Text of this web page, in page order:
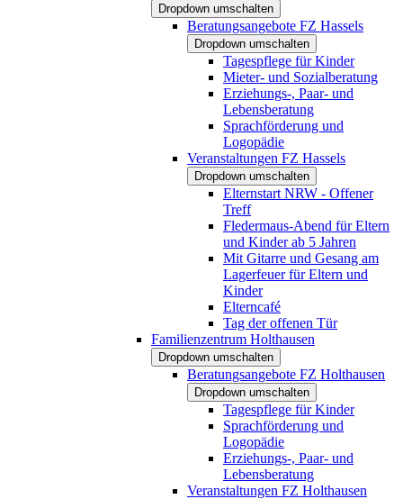
Dropdown umschalten
Beratungsangebote FZ Hassels
Dropdown umschalten
Tagespflege für Kinder
Mieter- und Sozialberatung
Erziehungs-, Paar- und
Lebensberatung
Sprachförderung und
Logopädie
Veranstaltungen FZ Hassels
Dropdown umschalten
Elternstart NRW - Offener
Treff
Fledermaus-Abend für Eltern
und Kinder ab 5 Jahren
Mit Gitarre und Gesang am
Lagerfeuer für Eltern und
Kinder
Elterncafé
Tag der offenen Tür
Familienzentrum Holthausen
Dropdown umschalten
Beratungsangebote FZ Holthausen
Dropdown umschalten
Tagespflege für Kinder
Sprachförderung und
Logopädie
Erziehungs-, Paar- und
Lebensberatung
Veranstaltungen FZ Holthausen